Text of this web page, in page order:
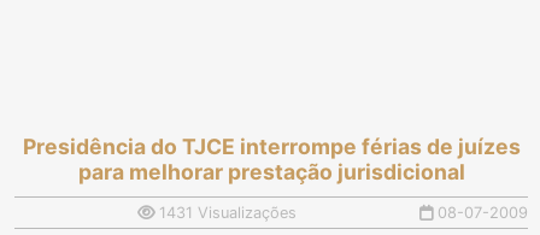
Presidência do TJCE interrompe férias de juízes
para melhorar prestação jurisdicional
1431 Visualizações 08-07-2009